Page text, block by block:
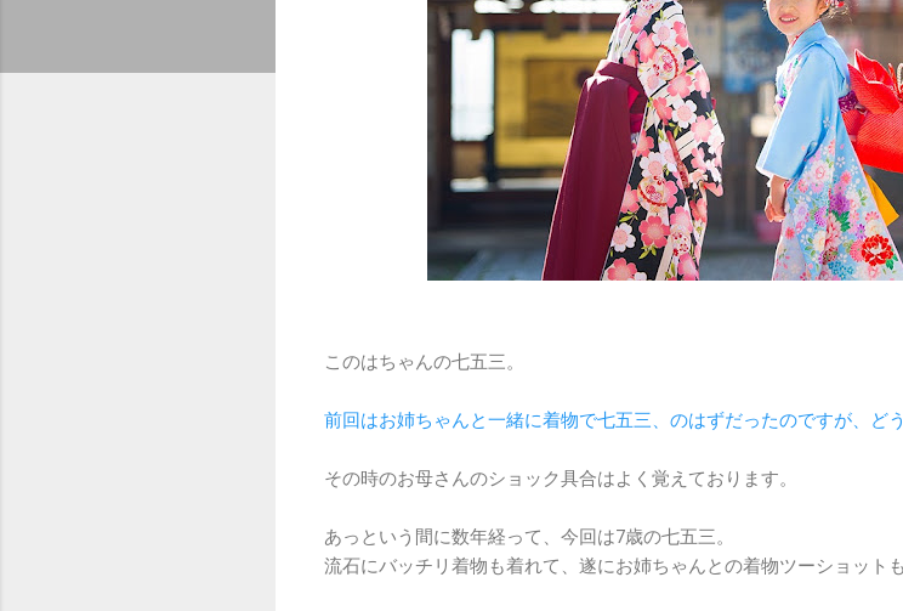
このはちゃんの七五三。
前回はお姉ちゃんと一緒に着物で七五三、のはずだったのですが、ど
その時のお母さんのショック具合はよく覚えております。
あっという間に数年経って、今回は7歳の七五三。
流石にバッチリ着物も着れて、遂にお姉ちゃんとの着物ツーショット